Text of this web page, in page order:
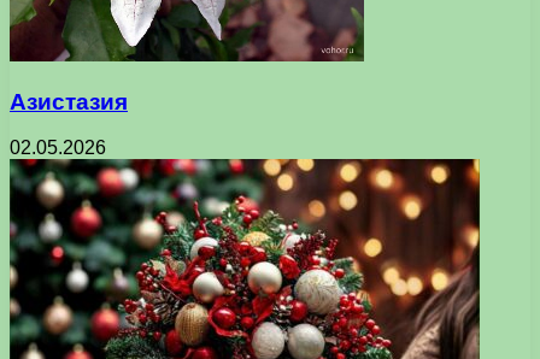
Азистазия
02.05.2026